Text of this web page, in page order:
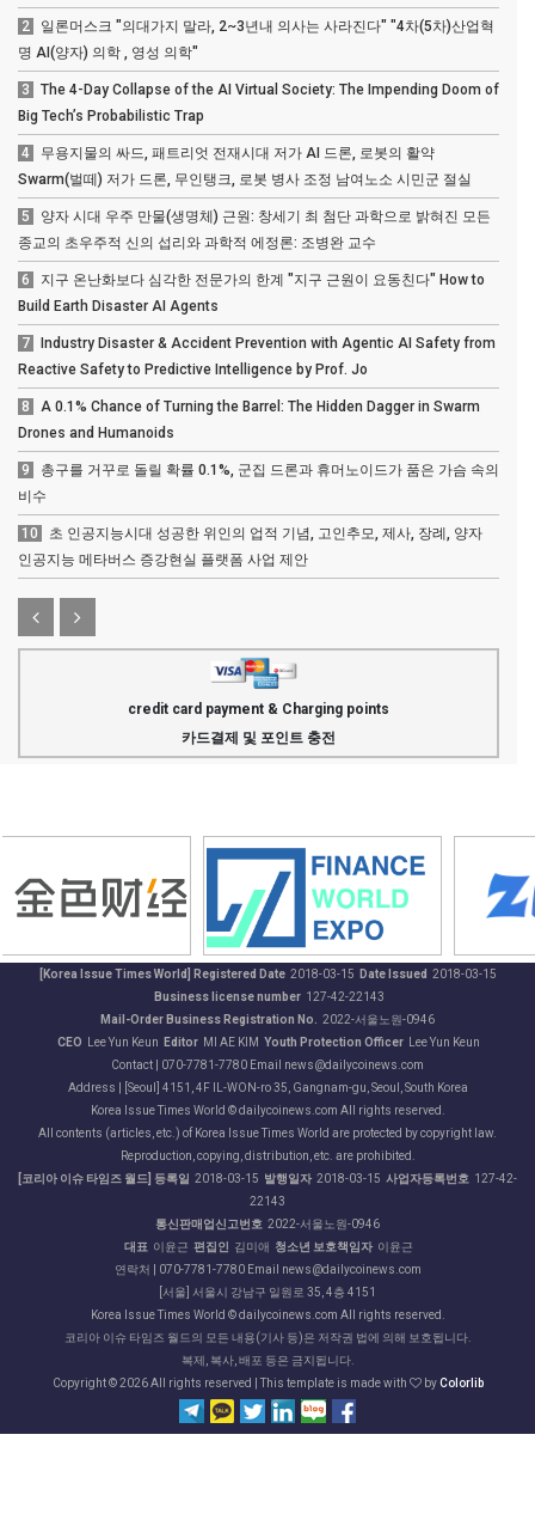
2
일론머스크 "의대가지 말라, 2~3년내 의사는 사라진다" "4차(5차)산업혁
명 AI(양자) 의학 , 영성 의학"
3
The 4-Day Collapse of the AI Virtual Society: The Impending Doom of
Big Tech’s Probabilistic Trap
4
무용지물의 싸드, 패트리엇 전재시대 저가 AI 드론, 로봇의 활약
Swarm(벌떼) 저가 드론, 무인탱크, 로봇 병사 조정 남여노소 시민군 절실
5
양자 시대 우주 만물(생명체) 근원: 창세기 최 첨단 과학으로 밝혀진 모든
종교의 초우주적 신의 섭리와 과학적 에정론: 조병완 교수
6
지구 온난화보다 심각한 전문가의 한계 "지구 근원이 요동친다" How to
Build Earth Disaster AI Agents
7
Industry Disaster & Accident Prevention with Agentic AI Safety from
Reactive Safety to Predictive Intelligence by Prof. Jo
8
A 0.1% Chance of Turning the Barrel: The Hidden Dagger in Swarm
Drones and Humanoids
9
총구를 거꾸로 돌릴 확률 0.1%, 군집 드론과 휴머노이드가 품은 가슴 속의
비수
10
초 인공지능시대 성공한 위인의 업적 기념, 고인추모, 제사, 장례, 양자
인공지능 메타버스 증강현실 플랫폼 사업 제안
credit card payment & Charging points
카드결제 및 포인트 충전
[Korea Issue Times World] Registered Date2018-03-15 Date Issued 2018-03-15
Business license number127-42-22143
Mail-Order Business Registration No.
2022-서울노원-0946
CEO Lee Yun Keun Editor MI AE KIM Youth Protection Officer Lee Yun Keun
Contact | 070-7781-7780 Email news@dailycoinews.com
Address | [Seoul] 4151, 4F IL-WON-ro 35, Gangnam-gu, Seoul, South Korea
Korea Issue Times World © dailycoinews.com All rights reserved.
All contents (articles, etc.) of Korea Issue Times World are protected by copyright law.
Reproduction, copying, distribution, etc. are prohibited.
[코리아 이슈 타임즈 월드] 등록일 2018-03-15 발행일자 2018-03-15 사업자등록번호 127-42-
22143
통신판매업신고번호 2022-서울노원-0946
대표 이윤근 편집인 김미애 청소년 보호책임자 이윤근
연락처 | 070-7781-7780 Email news@dailycoinews.com
[서울] 서울시 강남구 일원로 35, 4층 4151
Korea Issue Times World © dailycoinews.com All rights reserved.
코리아 이슈 타임즈 월드의 모든 내용(기사 등)은 저작권 법에 의해 보호됩니다.
복제, 복사, 배포 등은 금지됩니다.
Copyright ©2026 All rights reserved | This template is made with byColorlib